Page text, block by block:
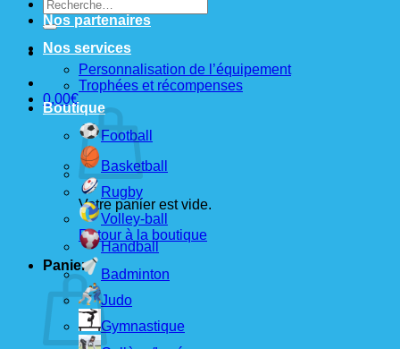
pour :
0,00€
Votre panier est vide.
Retour à la boutique
Panier
Nos partenaires
Nos services
Personnalisation de l’équipement
Trophées et récompenses
Boutique
Football
Basketball
Rugby
Volley-ball
Handball
Badminton
Judo
Gymnastique